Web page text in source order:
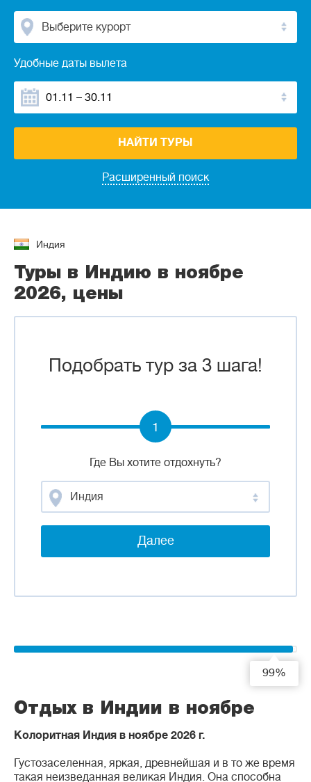
Выберите курорт
Удобные даты вылета
Расширенный поиск
НАЙТИ ТУРЫ
Индия
Туры в Индию в ноябре
2026, цены
Подобрать тур за 3 шага!
Где Вы хотите отдохнуть?
Индия
Далее
1
99%
Отдых в Индии в ноябре
Колоритная Индия в ноябре 2026 г.
Густозаселенная, яркая, древнейшая и в то же время
такая неизведанная великая Индия. Она способна